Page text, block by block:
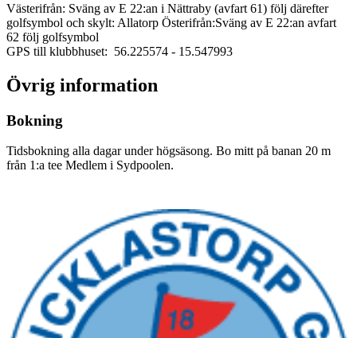
Västerifrån: Sväng av E 22:an i Nättraby (avfart 61) följ därefter
golfsymbol och skylt: Allatorp Österifrån:Sväng av E 22:an avfart
62 följ golfsymbol
GPS till klubbhuset: 56.225574 - 15.547993
Övrig information
Bokning
Tidsbokning alla dagar under högsäsong. Bo mitt på banan 20 m
från 1:a tee Medlem i Sydpoolen.